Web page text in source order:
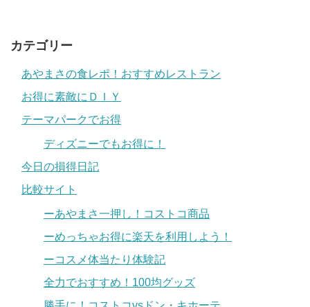
カテゴリー
あやまさの食レポ！おすすめレストラン
お得に素敵にＤＩＹ
テーマパークでお得
ディズニーでもお得に！
今日の損得日記
比較サイト
ーあやまさ一押し！コストコ商品
ーめっちゃお得に楽天を利用しよう！
ーコスメ体当たり体験記
全力でおすすめ！100均グッズ